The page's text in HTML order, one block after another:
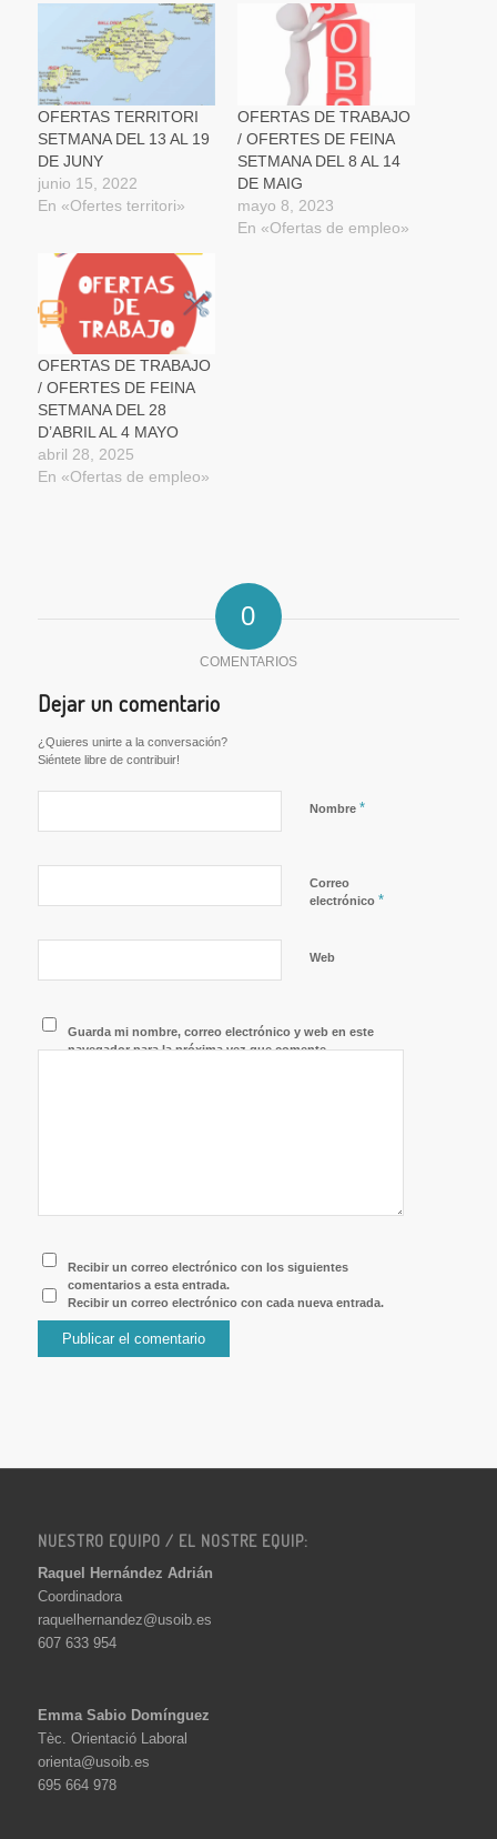
una
ventana
nueva)
en
una
ventana
nueva)
en
una
ventana
ventana
nueva)
electrónico
a
un
amigo
(Se
en
una
ventana
nueva)
OFERTAS TERRITORI
SETMANA DEL 13 AL 19
DE JUNY
junio 15, 2022
En «Ofertes territori»
OFERTAS DE TRABAJO
/ OFERTES DE FEINA
SETMANA DEL 8 AL 14
DE MAIG
mayo 8, 2023
En «Ofertas de empleo»
OFERTAS DE TRABAJO
/ OFERTES DE FEINA
SETMANA DEL 28
D’ABRIL AL 4 MAYO
abril 28, 2025
En «Ofertas de empleo»
0
COMENTARIOS
Dejar un comentario
¿Quieres unirte a la conversación?
Siéntete libre de contribuir!
Nombre *
Correo
electrónico *
Web
Guarda mi nombre, correo electrónico y web en este
navegador para la próxima vez que comente.
Recibir un correo electrónico con los siguientes
comentarios a esta entrada.
Recibir un correo electrónico con cada nueva entrada.
NUESTRO EQUIPO / EL NOSTRE EQUIP:
Raquel Hernández Adrián
Coordinadora
raquelhernandez@usoib.es
607 633 954
Emma Sabio Domínguez
Tèc. Orientació Laboral
orienta@usoib.es
695 664 978